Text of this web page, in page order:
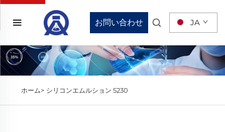
お問い合わせ JA
ホーム> シリコンエムルション 5230